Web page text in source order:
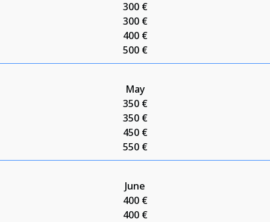
300 €
300 €
400 €
500 €
May
350 €
350 €
450 €
550 €
June
400 €
400 €